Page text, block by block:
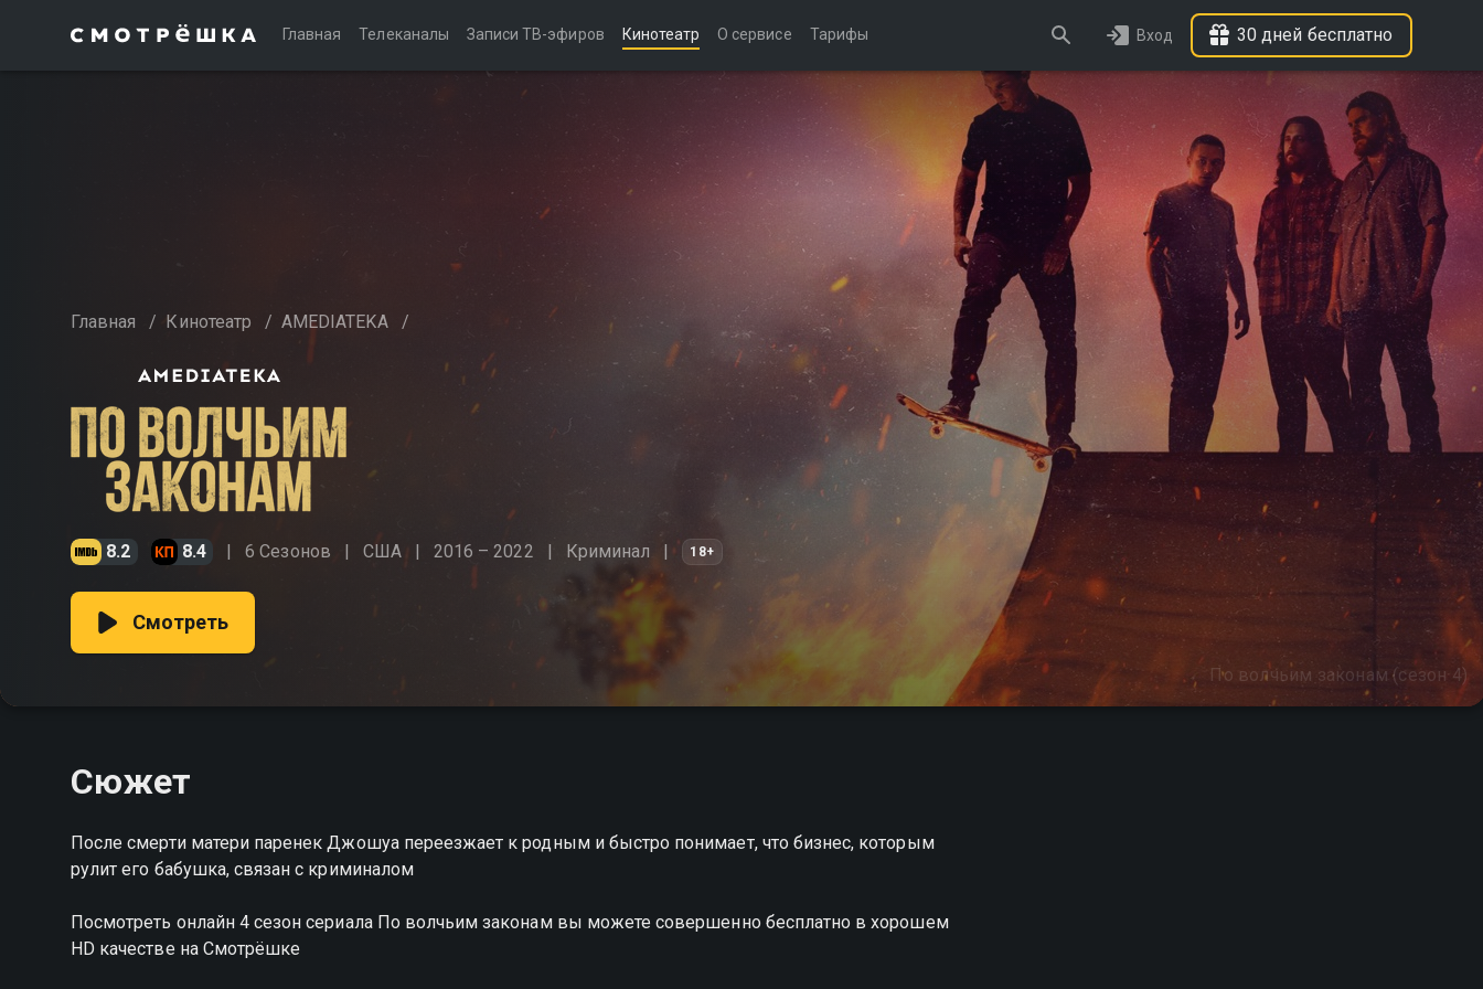
Главная Телеканалы Записи ТВ-эфиров Кинотеатр О сервисе Тарифы Вход 30 дней бесплатно
Главная / Кинотеатр / AMEDIATEKA /
8.2 8.4 6 Сезонов США 2016 – 2022 Криминал 18+
По волчьим законам (сезон 4)
Смотреть
Сюжет
После смерти матери паренек Джошуа переезжает к родным и быстро понимает, что бизнес, которым
рулит его бабушка, связан с криминалом
Посмотреть онлайн 4 сезон сериала По волчьим законам вы можете совершенно бесплатно в хорошем
HD качестве на Смотрёшке